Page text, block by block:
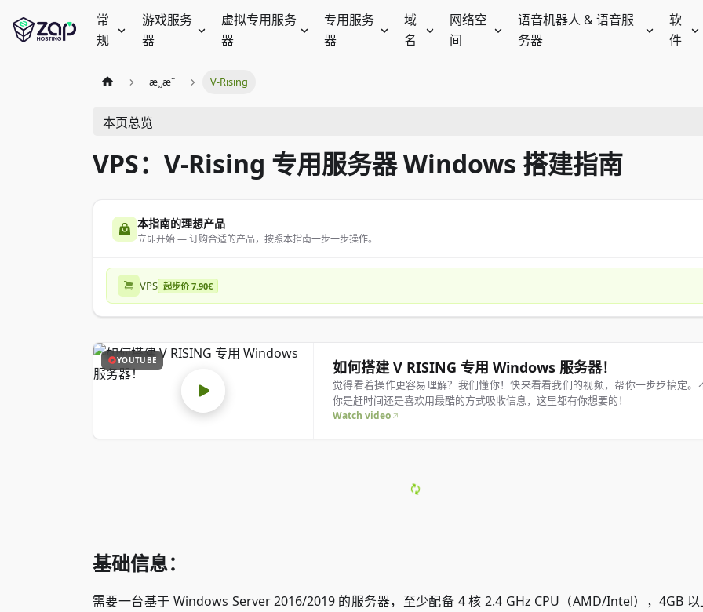
常
规
游戏服务
器
虚拟专用服务
器
专用服务
器
域
名
网络空
间
语音机器人 & 语音服
务器
软
件
æ¸¸æˆ V-Rising
本页总览
VPS：V-Rising 专用服务器 Windows 搭建指南
本指南的理想产品
立即开始 — 订购合适的产品，按照本指南一步一步操作。
VPS 起步价 7.90€
YOUTUBE 如何搭建 V RISING 专用 Windows 服务器！
觉得看着操作更容易理解？我们懂你！快来看看我们的视频，帮你一步步搞定。
你是赶时间还是喜欢用最酷的方式吸收信息，这里都有你想要的！
Watch video
基础信息：
需要一台基于 Windows Server 2016/2019 的服务器，至少配备 4 核 2.4 GHz CPU（AMD/Intel），4GB